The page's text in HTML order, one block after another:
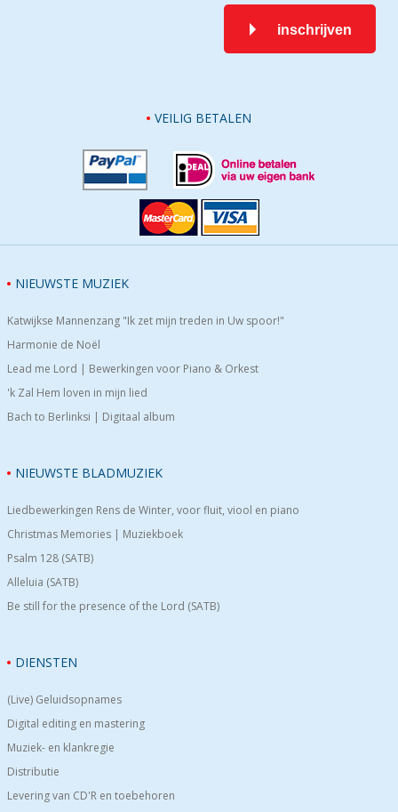
inschrijven
VEILIG BETALEN
NIEUWSTE MUZIEK
Katwijkse Mannenzang "Ik zet mijn treden in Uw spoor!"
Harmonie de Noël
Lead me Lord | Bewerkingen voor Piano & Orkest
'k Zal Hem loven in mijn lied
Bach to Berlinksi | Digitaal album
NIEUWSTE BLADMUZIEK
Liedbewerkingen Rens de Winter, voor fluit, viool en piano
Christmas Memories | Muziekboek
Psalm 128 (SATB)
Alleluia (SATB)
Be still for the presence of the Lord (SATB)
DIENSTEN
(Live) Geluidsopnames
Digital editing en mastering
Muziek- en klankregie
Distributie
Levering van CD'R en toebehoren